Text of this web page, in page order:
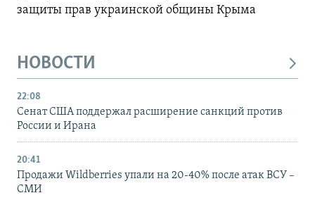
защиты прав украинской общины Крыма
НОВОСТИ
22:08
Сенат США поддержал расширение санкций против
России и Ирана
20:41
Продажи Wildberries упали на 20-40% после атак ВСУ –
СМИ